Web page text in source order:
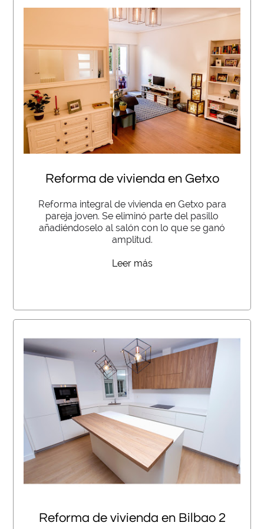
Reforma de vivienda en Getxo
Reforma integral de vivienda en Getxo para
pareja joven. Se eliminó parte del pasillo
añadiéndoselo al salón con lo que se ganó
amplitud.
Leer más
Reforma de vivienda en Bilbao 2